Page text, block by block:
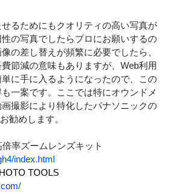
るためにもクオリティの高い写真が
の写真でしたらプロにお願いするの
の差し替えが頻繁に必要でしたら、
節減の意味もありますが、Web利用
に手に入るようになったので、この
一案です。ここでは特にオウンドメ
撮影により特化したパナソニックの
勧めします。
率ズームレンズキット
index.html
TOOLS